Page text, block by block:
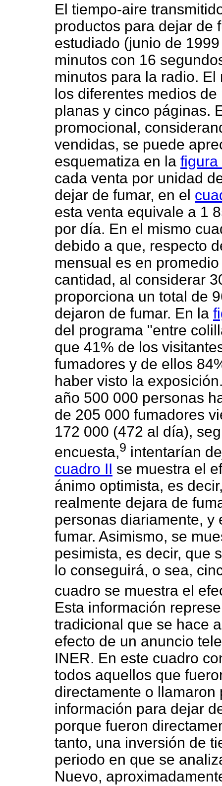
El tiempo-aire
productos para dejar de
estudiado (junio de
minutos con 16
minutos para la radio.
los diferentes medios
planas y cinco páginas.
promocional,
vendidas, se puede
esquematiza en la figura
cada venta por unidad
dejar de fumar, en el
esta venta equivale a 1
por día. En el mismo
debido a que, respecto
mensual es en
cantidad, al considerar
proporciona un total de
dejaron de fumar. En la
del programa "entre
que 41% de los
fumadores y de ellos
haber visto la
año 500 000 personas
de 205 000 fumadores
172 000 (472 al día),
encuesta,9 intentarían
cuadro II se muestra el
ánimo optimista, es
realmente dejara de
personas diariamente, y
fumar. Asimismo, se
pesimista, es decir, que
lo conseguirá, o sea,
cuadro se muestra el
Esta información
tradicional que se hace
efecto de un anuncio
INER. En este cuadro
todos aquellos que
directamente o
información para dejar
porque fueron
tanto, una inversión de
periodo en que se
Nuevo,